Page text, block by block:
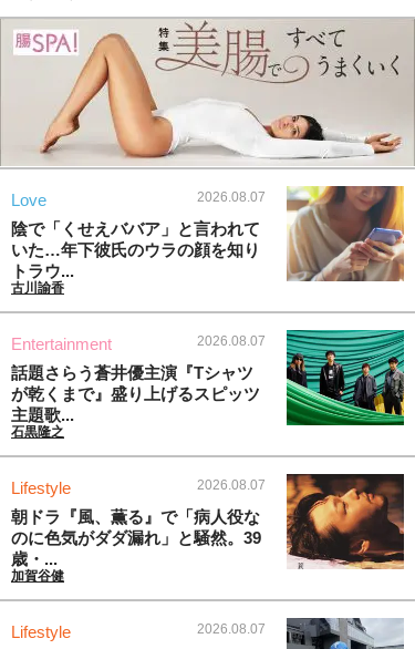
Love 2026.08.07
陰で「くせえババア」と言われて
いた…年下彼氏のウラの顔を知り
トラウ...
古川諭香
Entertainment 2026.08.07
話題さらう蒼井優主演『Tシャツ
が乾くまで』盛り上げるスピッツ
主題歌...
石黒隆之
Lifestyle 2026.08.07
朝ドラ『風、薫る』で「病人役な
のに色気がダダ漏れ」と騒然。39
歳・...
加賀谷健
Lifestyle 2026.08.07